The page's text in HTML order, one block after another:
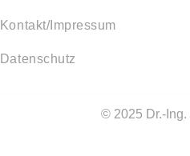
Kontakt/Impressum
Datenschutz
© 2025 Dr.-